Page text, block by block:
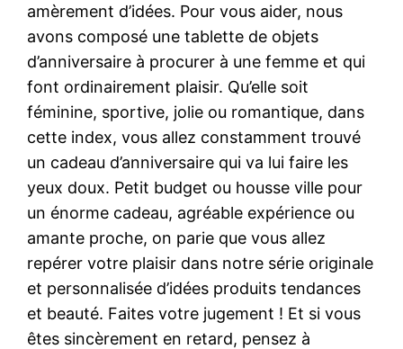
amèrement d’idées. Pour vous aider, nous
avons composé une tablette de objets
d’anniversaire à procurer à une femme et qui
font ordinairement plaisir. Qu’elle soit
féminine, sportive, jolie ou romantique, dans
cette index, vous allez constamment trouvé
un cadeau d’anniversaire qui va lui faire les
yeux doux. Petit budget ou housse ville pour
un énorme cadeau, agréable expérience ou
amante proche, on parie que vous allez
repérer votre plaisir dans notre série originale
et personnalisée d’idées produits tendances
et beauté. Faites votre jugement ! Et si vous
êtes sincèrement en retard, pensez à